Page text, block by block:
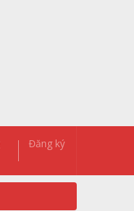
Đăng ký